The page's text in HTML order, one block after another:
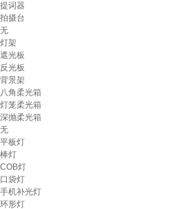
提词器
拍摄台
无
灯架
遮光板
反光板
背景架
八角柔光箱
灯笼柔光箱
深抛柔光箱
无
平板灯
棒灯
COB灯
口袋灯
手机补光灯
环形灯